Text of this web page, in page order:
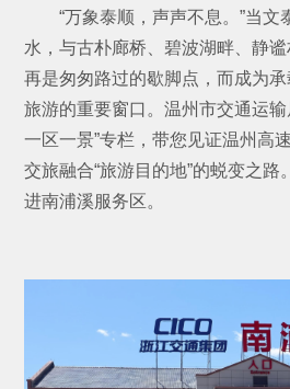
“万象泰顺，声声不息。”当
水，与古朴廊桥、碧波湖畔、静
再是匆匆路过的歇脚点，而成为
旅游的重要窗口。温州市交通运输
一区一景”专栏，带您见证温州高
交旅融合“旅游目的地”的蜕变之路
进南浦溪服务区。